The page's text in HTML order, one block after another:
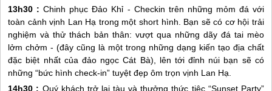
13h30 : Chinh phục Đảo Khỉ - Checkin trên những mỏm đá với
toàn cảnh vịnh Lan Hạ trong một short hình. Bạn sẽ có cơ hội trải
nghiệm và thử thách bản thân: vượt qua những dãy đá tai mèo
lởm chởm - (đây cũng là một trong những dạng kiến tạo địa chất
đặc biệt nhất của đảo ngọcCát Bà), lên tới đỉnh núi bạn sẽ có
những “bức hình check-in” tuyệt đẹp ôm trọn vịnh Lan Hạ.
14h30 : Quý khách trở lại tàu và thưởng thức tiệc “Sunset Party”